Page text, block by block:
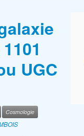
UGC
Cosmologie